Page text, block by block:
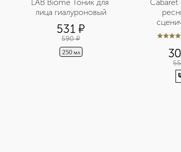
LAB Biome Тоник для
лица гиалуроновый
531 ¤
590 ¤
250 мл
Сabaret
эффектом
5из 5